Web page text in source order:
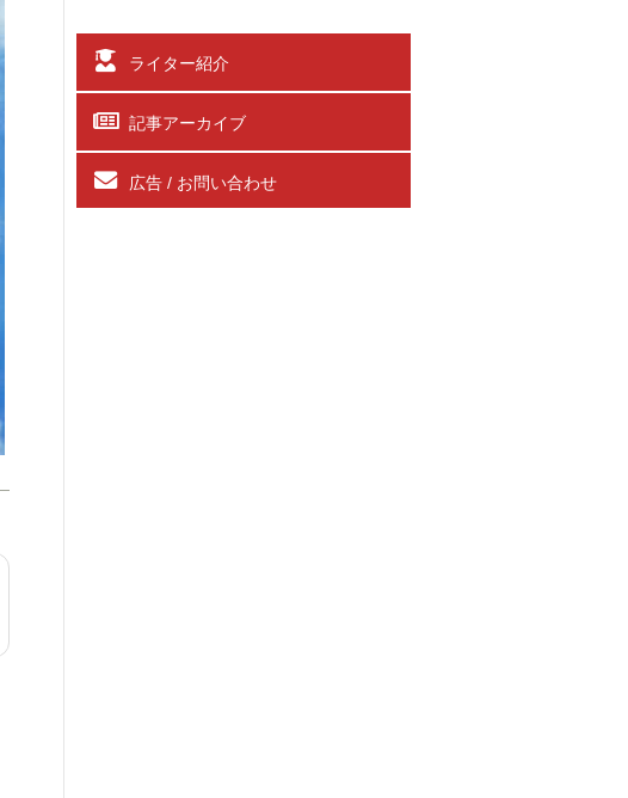
ライター紹介
記事アーカイブ
広告 / お問い合わせ